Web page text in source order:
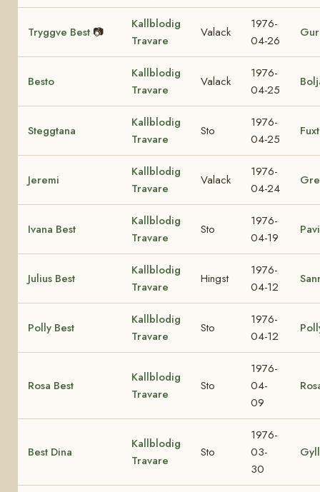
Tryggve Best 📷
Kallblodig
Travare
Valack
1976-
04-26
Besto
Kallblodig
Travare
Valack
1976-
04-25
Steggtana
Kallblodig
Travare
Sto
1976-
04-25
Jeremi
Kallblodig
Travare
Valack
1976-
04-24
Ivana Best
Kallblodig
Travare
Sto
1976-
04-19
Julius Best
Kallblodig
Travare
Hingst
1976-
04-12
Polly Best
Kallblodig
Travare
Sto
1976-
04-12
Rosa Best
Kallblodig
Travare
Sto
1976-
04-
09
Best Dina
Kallblodig
Travare
Sto
1976-
03-
30